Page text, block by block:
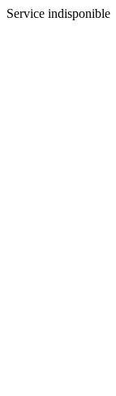
Service indisponible